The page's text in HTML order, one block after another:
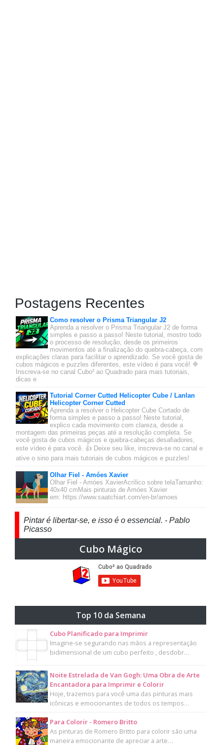
Postagens Recentes
Como resolver o Prisma Triangular J2
Aprenda a resolver o Prisma Triangular J2 de forma
simples e passo a passo! Neste tutorial, mostro todo
o processo de resolução, desde os primeiros
movimentos até a finalização do quebra-cabeça, com
explicações claras para facilitar o aprendizado. Se você gosta de
cubos mágicos e puzzles diferentes, este vídeo é para você! 🔷
Inscreva-se no canal Cubo² ao Quadrado para mais tutoriais,
dicas e
Tutorial Corner Cutted Helicopter Cube / Lanlan
Helicopter Corner Cutted
Aprenda a resolver o Helicopter Cube Cortado de
forma simples e passo a passo! Neste tutorial,
explico cada movimento com clareza, desde a
montagem das primeiras peças até a resolução completa. Se
você gosta de cubos mágicos e quebra-cabeças desafiadores,
este vídeo é para você. 👍 Deixe seu like, inscreva-se no canal e
ative o sino para mais tutoriais de cubos mágicos e puzzles!
Olhar Fiel - Amóes Xavier
Olhar Fiel - Amóes XavierAcrílico sobre telaTamanho:
40x40 cmMais pinturas de Amóes Xavier
em: https://www.saatchiart.com/en-br/amoes
Pintar é libertar-se, e isso é o essencial. - Pablo
Picasso
Cubo Mágico
Top 10 da Semana
Cubo Planificado para Imprimir
Imagine-se segurando nas mãos a representação
bidimensional de um cubo perfeito , desdobr…
Noite Estrelada de Van Gogh: Uma Obra de Arte
Encantadora para Imprimir e Colorir
Hoje, trazemos para você uma das pinturas mais
icônicas e emocionantes de todos os tempos…
Para Colorir - Romero Britto
As pinturas de Romero Britto para colorir são uma
maneira emocionante de apreciar a arte…